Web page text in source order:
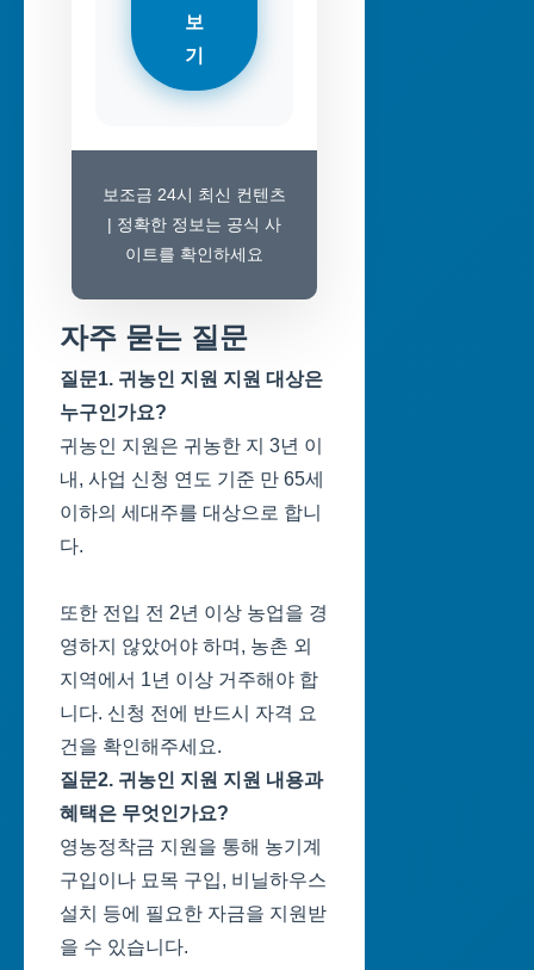
보
기
보조금 24시 최신 컨텐츠
| 정확한 정보는 공식 사
이트를 확인하세요
자주 묻는 질문
질문1. 귀농인 지원 지원 대상은
누구인가요?
귀농인 지원은 귀농한 지 3년 이
내, 사업 신청 연도 기준 만 65세
이하의 세대주를 대상으로 합니
다.
또한 전입 전 2년 이상 농업을 경
영하지 않았어야 하며, 농촌 외
지역에서 1년 이상 거주해야 합
니다. 신청 전에 반드시 자격 요
건을 확인해주세요.
질문2. 귀농인 지원 지원 내용과
혜택은 무엇인가요?
영농정착금 지원을 통해 농기계
구입이나 묘목 구입, 비닐하우스
설치 등에 필요한 자금을 지원받
을 수 있습니다.